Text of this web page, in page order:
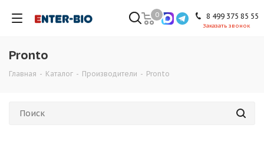
8 499 375 85 55
Заказать звонок
0
Pronto
Главная - Каталог - Производители - Pronto